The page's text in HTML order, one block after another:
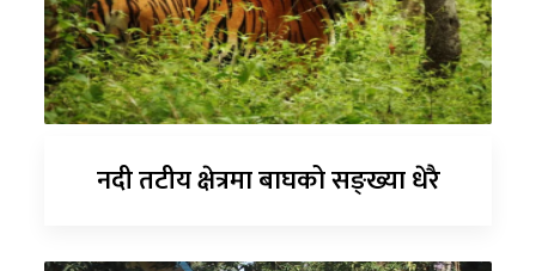
नदी तटीय क्षेत्रमा बाघको सङ्ख्या धेरै